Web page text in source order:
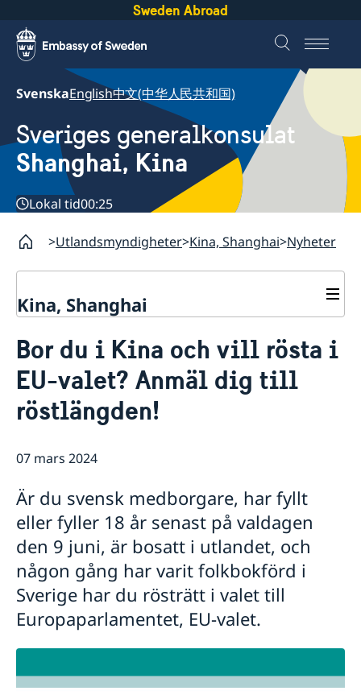
Sweden Abroad
SvenskaEnglish中文(中华人民共和国)
Sveriges generalkonsulat
Shanghai, Kina
Lokal tid00:25
Utlandsmyndigheter Kina, Shanghai Nyheter
Kina, Shanghai
generalkonsulatet
Rösta i Shanghai
Pass och ID-kort
Provisoriskt pass
Samordningsnummer
Competent Swedish Authority to issue Apostille
Äktenskapscertifikat
Avgifter
Nyheter
Om generalkonsulatet
Lediga tjänster
Kontakt och öppettider
Vi är en resurs för svenska företag
Så kan du få stöd
Svenska företag i Kina
Anmäl handelshinder
Bor du i Kina och vill rösta i
EU-valet? Anmäl dig till
röstlängden!
07 mars 2024
Är du svensk medborgare, har fyllt
eller fyller 18 år senast på valdagen
den 9 juni, är bosatt i utlandet, och
någon gång har varit folkbokförd i
Sverige har du rösträtt i valet till
Europaparlamentet, EU-valet.